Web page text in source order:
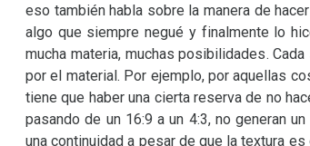
eso también habla sobre la manera de
algo que siempre negué y finalmente lo
mucha materia, muchas posibilidades.
por el material. Por ejemplo, por aquellas
tiene que haber una cierta reserva de no
pasando de un 16:9 a un 4:3, no generan
una continuidad a pesar de que la textura